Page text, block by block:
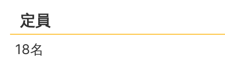
定員
18名